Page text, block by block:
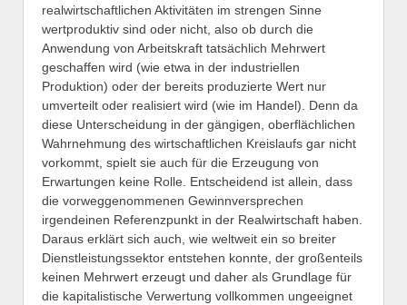
realwirtschaftlichen Aktivitäten im strengen Sinne
wertproduktiv sind oder nicht, also ob durch die
Anwendung von Arbeitskraft tatsächlich Mehrwert
geschaffen wird (wie etwa in der industriellen
Produktion) oder der bereits produzierte Wert nur
umverteilt oder realisiert wird (wie im Handel). Denn da
diese Unterscheidung in der gängigen, oberflächlichen
Wahrnehmung des wirtschaftlichen Kreislaufs gar nicht
vorkommt, spielt sie auch für die Erzeugung von
Erwartungen keine Rolle. Entscheidend ist allein, dass
die vorweggenommenen Gewinnversprechen
irgendeinen Referenzpunkt in der Realwirtschaft haben.
Daraus erklärt sich auch, wie weltweit ein so breiter
Dienstleistungssektor entstehen konnte, der großenteils
keinen Mehrwert erzeugt und daher als Grundlage für
die kapitalistische Verwertung vollkommen ungeeignet